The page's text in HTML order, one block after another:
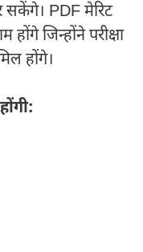
PDF मेरिट
जिन्होंने परीक्षा
होंगे।